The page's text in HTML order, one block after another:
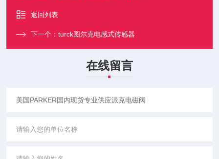
返回列表
下一个：turck图尔克电感式传感器
在线留言